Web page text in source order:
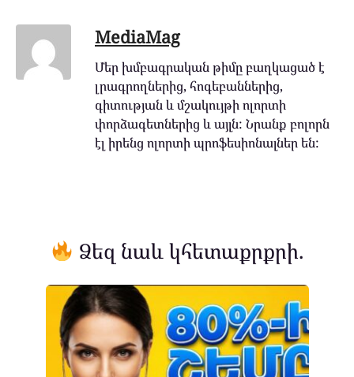
MediaMag
Մեր խմբագրական թիմը բաղկացած է
լրագրողներից, հոգեբաններից,
գիտության և մշակույթի ոլորտի
փորձագետներից և այլն: Նրանք բոլորն
էլ իրենց ոլորտի պրոֆեսիոնալներ են:
Ձեզ նաև կհետաքրքրի.